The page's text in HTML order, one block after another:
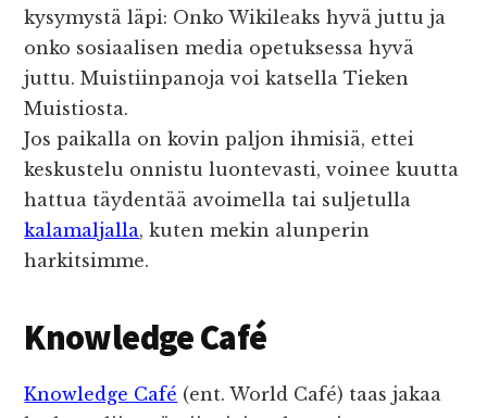
kysymystä läpi: Onko Wikileaks hyvä juttu ja
onko sosiaalisen media opetuksessa hyvä
juttu. Muistiinpanoja voi katsella Tieken
Muistiosta.
Jos paikalla on kovin paljon ihmisiä, ettei
keskustelu onnistu luontevasti, voinee kuutta
hattua täydentää avoimella tai suljetulla
kalamaljalla, kuten mekin alunperin
harkitsimme.
Knowledge Café
Knowledge Café (ent. World Café) taas jakaa